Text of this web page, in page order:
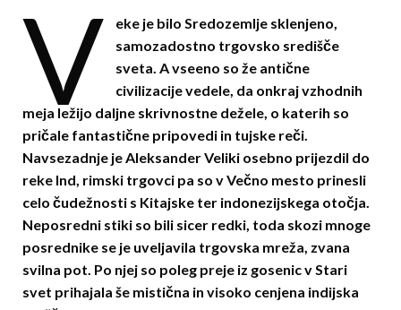
V
eke je bilo Sredozemlje sklenjeno,
samozadostno trgovsko središče
sveta. A vseeno so že antične
civilizacije vedele, da onkraj vzhodnih
meja ležijo daljne skrivnostne dežele, o katerih so
pričale fantastične pripovedi in tujske reči.
Navsezadnje je Aleksander Veliki osebno prijezdil do
reke Ind, rimski trgovci pa so v Večno mesto prinesli
celo čudežnosti s Kitajske ter indonezijskega otočja.
Neposredni stiki so bili sicer redki, toda skozi mnoge
posrednike se je uveljavila trgovska mreža, zvana
svilna pot. Po njej so poleg preje iz gosenic v Stari
svet prihajala še mistična in visoko cenjena indijska